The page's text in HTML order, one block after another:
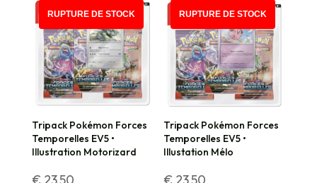
RUPTURE DE STOCK
Tripack Pokémon Forces
Temporelles EV5 •
Illustration Motorizard
€ 23,50
RUPTURE DE STOCK
Tripack Pokémon Forces
Temporelles EV5 •
Illustation Mélo
€ 23,50